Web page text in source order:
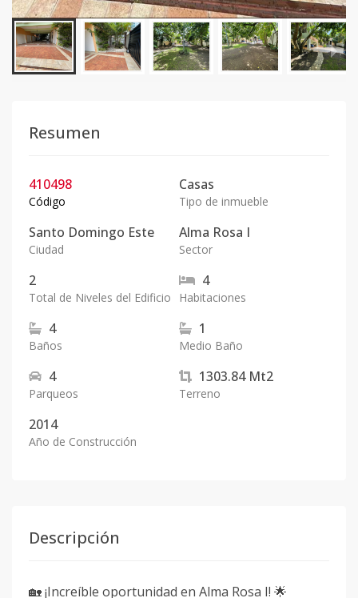
Resumen
410498
Código
Casas
Tipo de inmueble
Santo Domingo Este
Ciudad
Alma Rosa I
Sector
2
Total de Niveles del Edificio
4
Habitaciones
4
Baños
1
Medio Baño
4
Parqueos
1303.84 Mt2
Terreno
2014
Año de Construcción
Descripción
🏡 ¡Increíble oportunidad en Alma Rosa I! 🌟